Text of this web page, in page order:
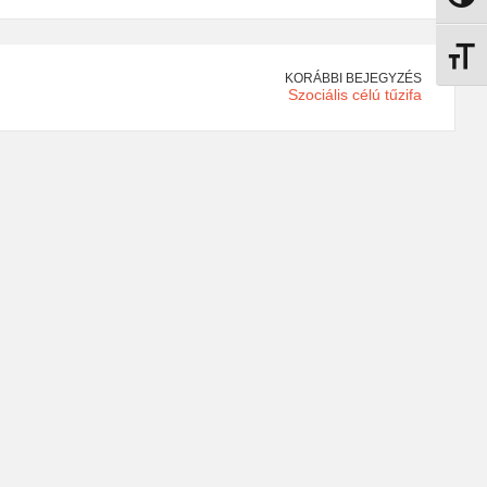
KORÁBBI BEJEGYZÉS
Szociális célú tűzifa